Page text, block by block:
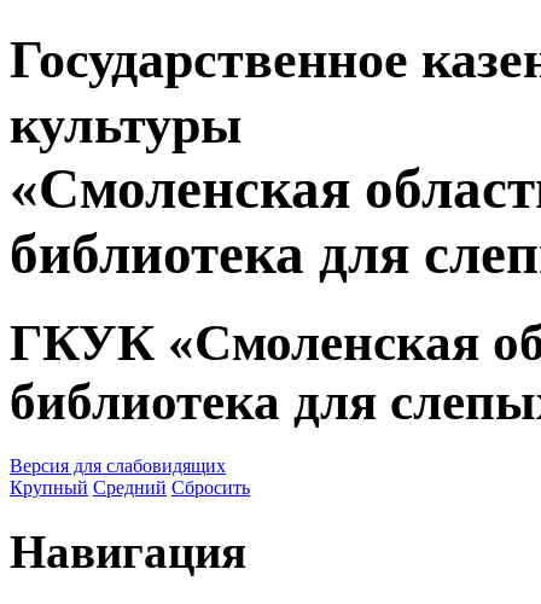
Государственное
культуры
«Смоленская
библиотека для
ГКУК «Смоленская
библиотека для
Версия для слабовидящих
Крупный Средний Сбросить
Навигация